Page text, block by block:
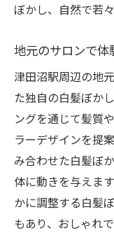
ぼかし、自然で若
地元のサロンで
津田沼駅周辺の地
た独自の白髪ぼか
ングを通じて髪質
ラーデザインを提
み合わせた白髪ぼ
体に動きを与えま
かに調整する白髪
もあり、おしゃれ